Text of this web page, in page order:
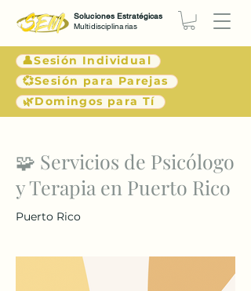
👤Sesión Individual
💞Sesión para Parejas
🌿Domingos para Tí
Soluciones Estratégicas
Multidisciplinarias
< Atrás
🧩 Servicios de Psicólogo
y Terapia en Puerto Rico
Puerto Rico